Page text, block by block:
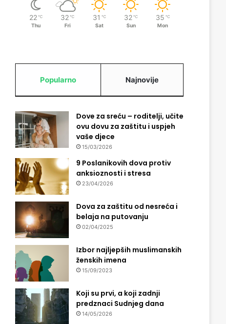
22 ℃
Thu
32 ℃
Fri
31 ℃
Sat
32 ℃
Sun
35 ℃
Mon
Popularno Najnovije
Dove za sreću – roditelji, učite
ovu dovu za zaštitu i uspjeh
vaše djece
15/03/2026
9 Poslanikovih dova protiv
anksioznosti i stresa
23/04/2026
Dova za zaštitu od nesreća i
belaja na putovanju
02/04/2025
Izbor najljepših muslimanskih
ženskih imena
15/09/2023
Koji su prvi, a koji zadnji
predznaci Sudnjeg dana
14/05/2026